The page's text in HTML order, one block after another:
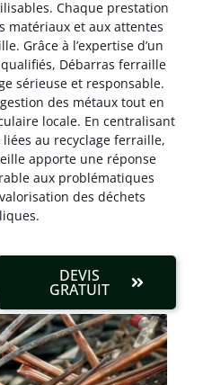
Chaque prestation
matériaux et aux attentes
Grâce à l’expertise d’un
Débarras ferraille
sérieuse et responsable.
des métaux tout en
locale. En centralisant
au recyclage ferraille,
apporte une réponse
aux problématiques
des déchets
DEVIS
GRATUIT